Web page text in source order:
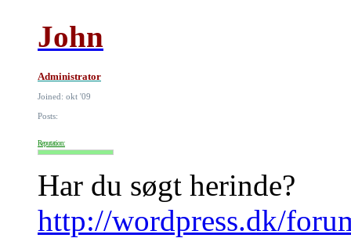
John
Administrator
Joined: okt '09
Posts:
Reputation:
Har du søgt herinde?
http://wordpress.dk/